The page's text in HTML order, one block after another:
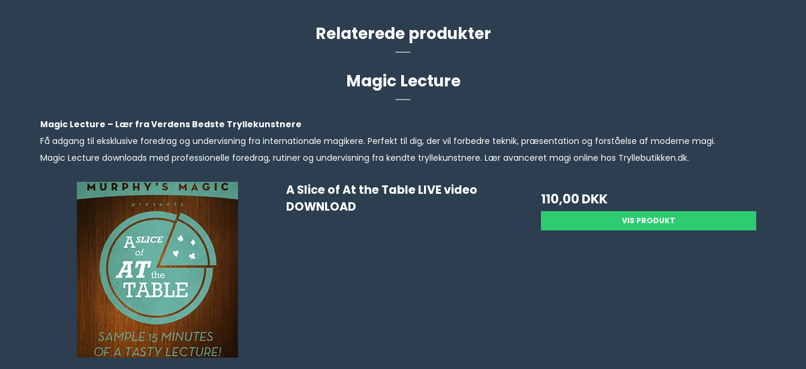
Relaterede produkter
Magic Lecture
Magic Lecture – Lær fra Verdens Bedste Tryllekunstnere
Få adgang til eksklusive foredrag og undervisning fra internationale magikere. Perfekt til dig, der vil forbedre teknik, præsentation og forståelse af moderne magi.
Magic Lecture downloads med professionelle foredrag, rutiner og undervisning fra kendte tryllekunstnere. Lær avanceret magi online hos Tryllebutikken.dk.
A Slice of At the Table LIVE video
DOWNLOAD
110,00 DKK
VIS PRODUKT